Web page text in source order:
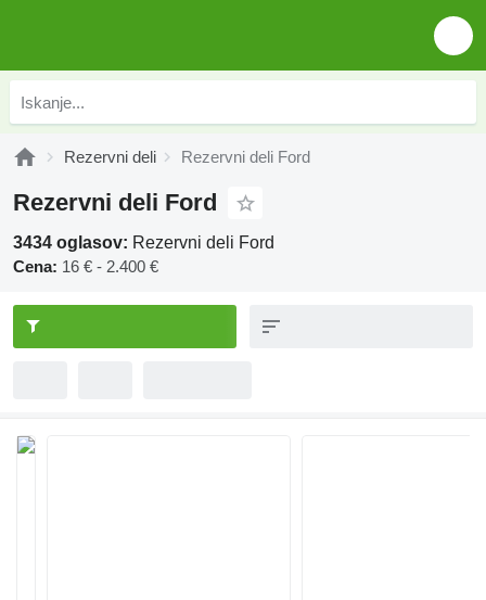
Rezervni deli Rezervni deli Ford
Rezervni deli Ford
3434 oglasov: Rezervni deli Ford
Cena: 16 € - 2.400 €